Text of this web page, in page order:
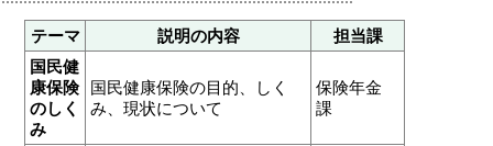
テーマ 説明の内容
担当課
国民健
康保険
のしく
み
国民健康保険の目的、しく
み、現状について
保険年金
課